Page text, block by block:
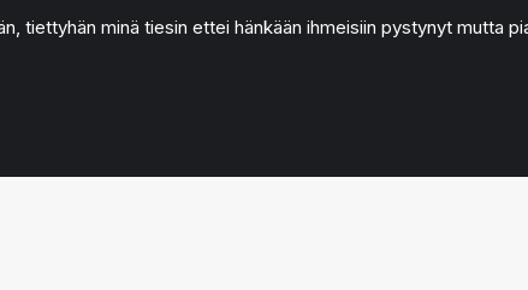
tiettyhän minä tiesin ettei hänkään ihmeisiin pystynyt mutta